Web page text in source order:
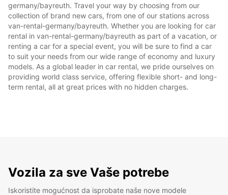
germany/bayreuth. Travel your way by choosing from our
collection of brand new cars, from one of our stations across
van-rental-germany/bayreuth. Whether you are looking for car
rental in van-rental-germany/bayreuth as part of a vacation, or
renting a car for a special event, you will be sure to find a car
to suit your needs from our wide range of economy and luxury
models. As a global leader in car rental, we pride ourselves on
providing world class service, offering flexible short- and long-
term rental, all at great prices with no hidden charges.
Vozila za sve Vaše potrebe
Iskoristite mogućnost da isprobate naše nove modele